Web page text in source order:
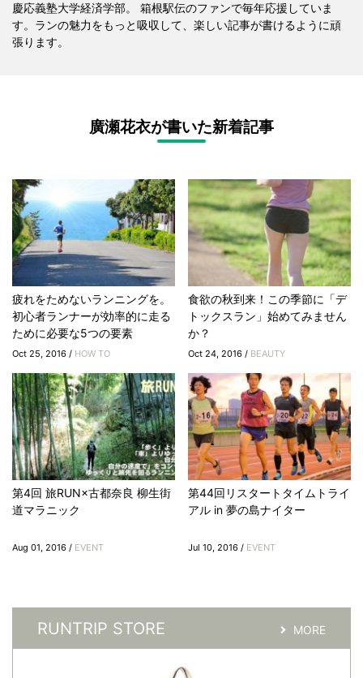
慶応義塾大学経済学部。 箱根駅伝のファンで毎年応援していま
す。ランの魅力をもっと吸収して、楽しい記事が書けるように頑
張ります。
廣瀬花衣が書いた新着記事
疲れをためないランニングを。
初心者ランナーが効率的に走る
ために必要な5つの要素
Oct 25, 2016 / HOW TO
食欲の秋到来！この季節に「デ
トックスラン」始めてみません
か？
Oct 24, 2016 / BEAUTY
第4回 旅RUN×古都奈良 柳生街
道マラニック
Aug 01, 2016 / EVENT
第44回リスタートタイムトライ
アル in 夢の島ナイター
Jul 10, 2016 / EVENT
RUNTRIP STORE MORE